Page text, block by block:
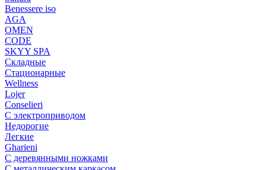
Benessere iso
AGA
OMEN
CODE
SKYY SPA
Складные
Стационарные
Wellness
Lojer
Conselieri
С электроприводом
Недорогие
Легкие
Gharieni
С деревянными ножками